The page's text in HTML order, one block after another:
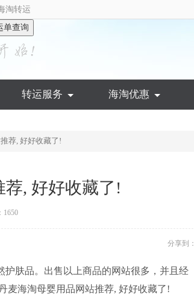
淘转运
单查询
转运服务 海淘优惠
荐, 好好收藏了!
, 好好收藏了!
1650
分享到：
肤品。出售以上商品的网站很多，并且经
麦海淘母婴用品网站推荐, 好好收藏了!